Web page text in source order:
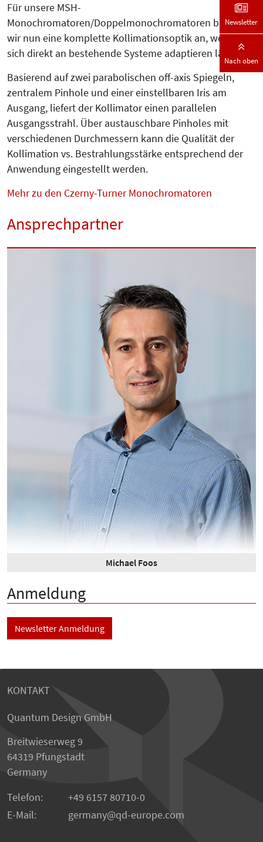
Für unsere MSH-
Monochromatoren/Doppelmonochromatoren bieten
wir nun eine komplette Kollimationsoptik an, welche
sich direkt an bestehende Systeme adaptieren lässt.
Basierend auf zwei parabolischen off-axis Spiegeln,
zentralem Pinhole und einer einstellbaren Iris am
Ausgang, liefert der Kollimator einen parallelen
Ausgangsstrahl. Über austauschbare Pinholes mit
verschiedenen Durchmessern kann die Qualität der
Kollimation vs. Bestrahlungsstärke entsprechend der
Anwendung eingestellt werden.
Mehr zu den Czerny-Turner Monochromatoren
Ansprechpartner
Michael Foos
Anmeldung
Newsletter Anmeldung
KONTAKT
Quantum Design GmbH
Breitwieserweg 9
64319 Pfungstadt
Germany
Telefon:
+49 6157 80710-0
E-Mail:
germany qd-europe.com
Newsletter
Nach oben